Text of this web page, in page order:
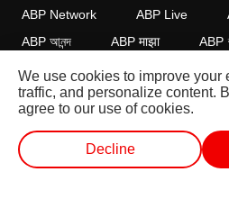
ABP Network ABP Live
ABP আনন্দ
ABP माझा
ABP
ABP Ganga
ABP ਸਾਂਝਾ
FOLLOW US
We use cookies to improve your
traffic, and personalize content.
agree to our use of cookies.
Decline